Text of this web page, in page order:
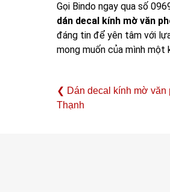
Gọi Bindo ngay qua số
dán decal kính mờ văn
đáng tin để yên tâm với
mong muốn của mình
❮ Dán decal kính mờ văn
Thạnh